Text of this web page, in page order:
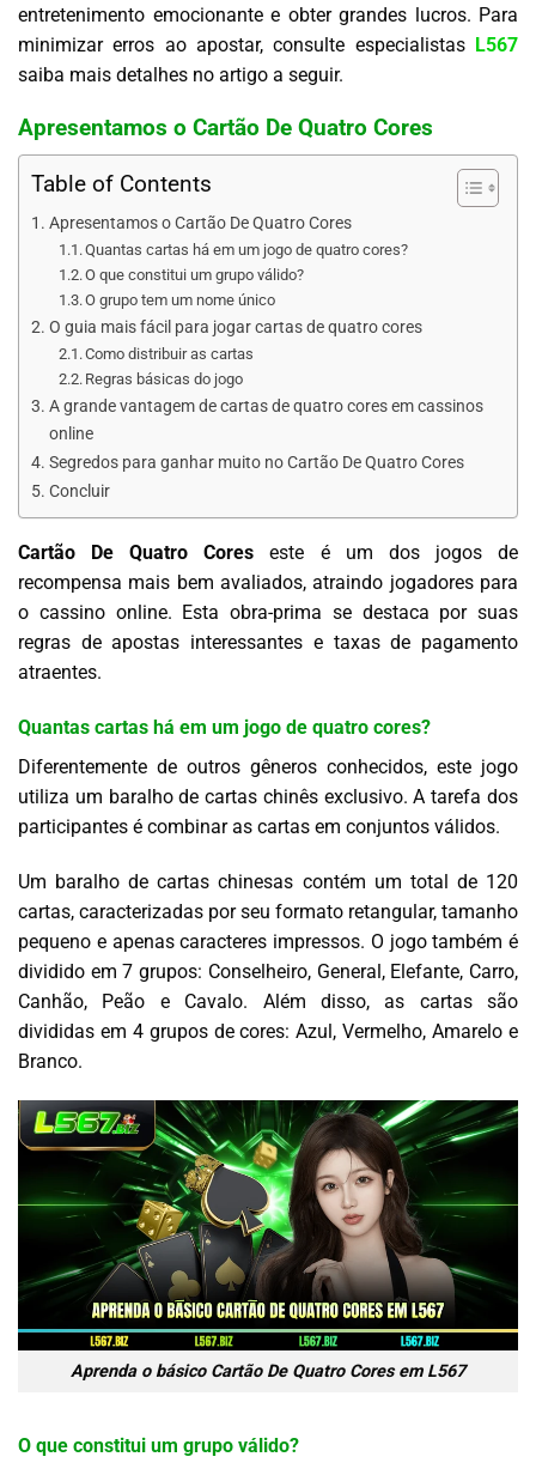
entretenimento emocionante e obter grandes lucros. Para
minimizar erros ao apostar, consulte especialistas L567
saiba mais detalhes no artigo a seguir.
Apresentamos o Cartão De Quatro Cores
Table of Contents
Apresentamos o Cartão De Quatro Cores
Quantas cartas há em um jogo de quatro cores?
O que constitui um grupo válido?
O grupo tem um nome único
O guia mais fácil para jogar cartas de quatro cores
Como distribuir as cartas
Regras básicas do jogo
A grande vantagem de cartas de quatro cores em cassinos
online
Segredos para ganhar muito no Cartão De Quatro Cores
Concluir
Cartão De Quatro Coreseste é um dos jogos de
recompensa mais bem avaliados, atraindo jogadores para
o cassino online. Esta obra-prima se destaca por suas
regras de apostas interessantes e taxas de pagamento
atraentes.
Quantas cartas há em um jogo de quatro cores?
Diferentemente de outros gêneros conhecidos, este jogo
utiliza um baralho de cartas chinês exclusivo. A tarefa dos
participantes é combinar as cartas em conjuntos válidos.
Um baralho de cartas chinesas contém um total de 120
cartas, caracterizadas por seu formato retangular, tamanho
pequeno e apenas caracteres impressos. O jogo também é
dividido em 7 grupos: Conselheiro, General, Elefante, Carro,
Canhão, Peão e Cavalo. Além disso, as cartas são
divididas em 4 grupos de cores: Azul, Vermelho, Amarelo e
Branco.
Aprenda o básico Cartão De Quatro Cores em L567
O que constitui um grupo válido?